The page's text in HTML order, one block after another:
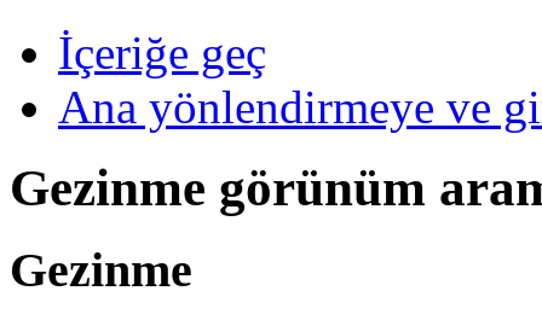
İçeriğe geç
Ana yönlendirmeye ve
Gezinme görünüm
Gezinme